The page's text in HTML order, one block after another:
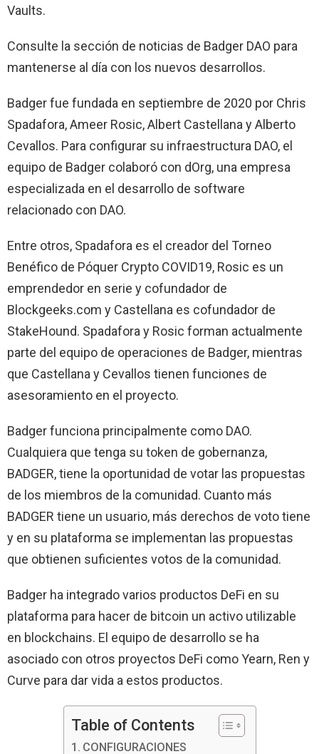
Vaults.
Consulte la sección de noticias de Badger DAO para
mantenerse al día con los nuevos desarrollos.
Badger fue fundada en septiembre de 2020 por Chris
Spadafora, Ameer Rosic, Albert Castellana y Alberto
Cevallos. Para configurar su infraestructura DAO, el
equipo de Badger colaboró ​​con dOrg, una empresa
especializada en el desarrollo de software
relacionado con DAO.
Entre otros, Spadafora es el creador del Torneo
Benéfico de Póquer Crypto COVID19, Rosic es un
emprendedor en serie y cofundador de
Blockgeeks.com y Castellana es cofundador de
StakeHound. Spadafora y Rosic forman actualmente
parte del equipo de operaciones de Badger, mientras
que Castellana y Cevallos tienen funciones de
asesoramiento en el proyecto.
Badger funciona principalmente como DAO.
Cualquiera que tenga su token de gobernanza,
BADGER, tiene la oportunidad de votar las propuestas
de los miembros de la comunidad. Cuanto más
BADGER tiene un usuario, más derechos de voto tiene
y en su plataforma se implementan las propuestas
que obtienen suficientes votos de la comunidad.
Badger ha integrado varios productos DeFi en su
plataforma para hacer de bitcoin un activo utilizable
en blockchains. El equipo de desarrollo se ha
asociado con otros proyectos DeFi como Yearn, Ren y
Curve para dar vida a estos productos.
Table of Contents
CONFIGURACIONES